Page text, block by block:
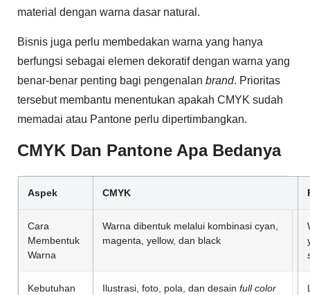
material dengan warna dasar natural.
Bisnis juga perlu membedakan warna yang hanya
berfungsi sebagai elemen dekoratif dengan warna yang
benar-benar penting bagi pengenalan brand. Prioritas
tersebut membantu menentukan apakah CMYK sudah
memadai atau Pantone perlu dipertimbangkan.
CMYK Dan Pantone Apa Bedanya
Aspek CMYK
Cara
Membentuk
Warna
Warna dibentuk melalui kombinasi cyan,
magenta, yellow, dan black
Kebutuhan
Ilustrasi, foto, pola, dan desain full color